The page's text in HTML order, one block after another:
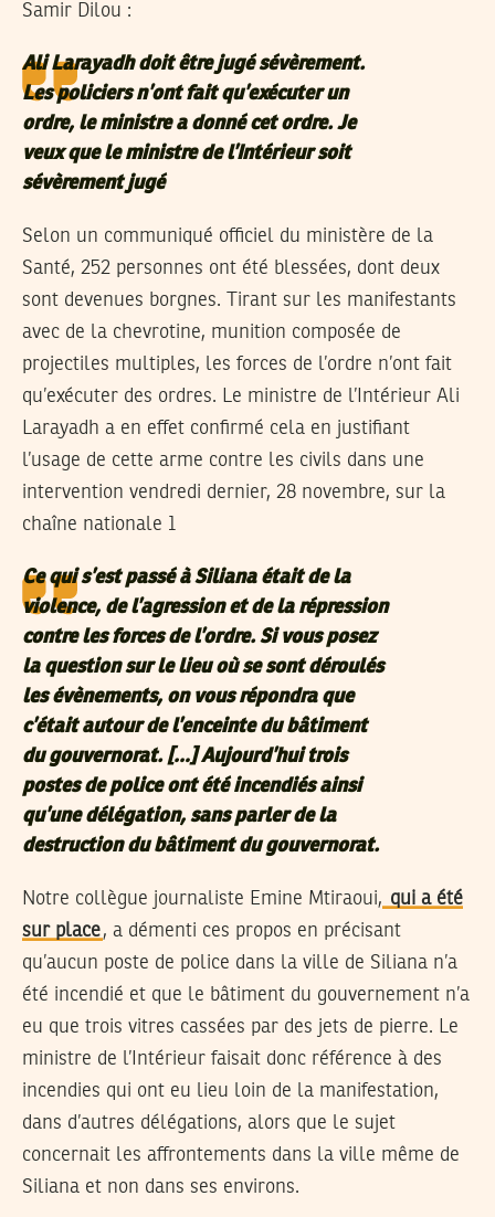
Samir Dilou :
Ali Larayadh doit être jugé sévèrement.
Les policiers n’ont fait qu’exécuter un
ordre, le ministre a donné cet ordre. Je
veux que le ministre de l’Intérieur soit
sévèrement jugé
Selon un communiqué officiel du ministère de la
Santé, 252 personnes ont été blessées, dont deux
sont devenues borgnes. Tirant sur les manifestants
avec de la chevrotine, munition composée de
projectiles multiples, les forces de l’ordre n’ont fait
qu’exécuter des ordres. Le ministre de l’Intérieur Ali
Larayadh a en effet confirmé cela en justifiant
l’usage de cette arme contre les civils dans une
intervention vendredi dernier, 28 novembre, sur la
chaîne nationale 1
Ce qui s’est passé à Siliana était de la
violence, de l’agression et de la répression
contre les forces de l’ordre. Si vous posez
la question sur le lieu où se sont déroulés
les évènements, on vous répondra que
c’était autour de l’enceinte du bâtiment
du gouvernorat. […] Aujourd’hui trois
postes de police ont été incendiés ainsi
qu’une délégation, sans parler de la
destruction du bâtiment du gouvernorat.
Notre collègue journaliste Emine Mtiraoui, qui a été
sur place, a démenti ces propos en précisant
qu’aucun poste de police dans la ville de Siliana n’a
été incendié et que le bâtiment du gouvernement n’a
eu que trois vitres cassées par des jets de pierre. Le
ministre de l’Intérieur faisait donc référence à des
incendies qui ont eu lieu loin de la manifestation,
dans d’autres délégations, alors que le sujet
concernait les affrontements dans la ville même de
Siliana et non dans ses environs.